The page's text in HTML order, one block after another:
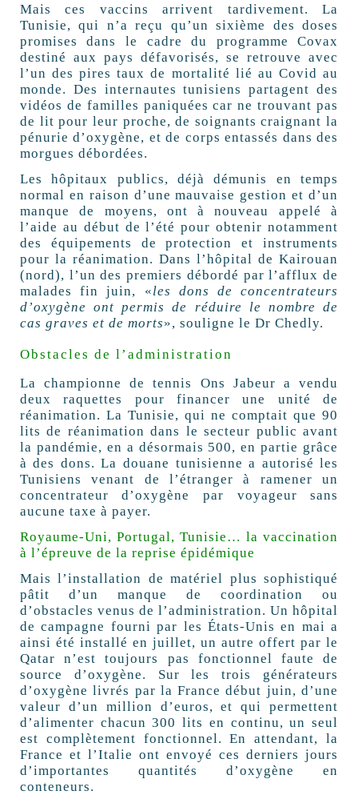
Mais ces vaccins arrivent tardivement. La
Tunisie, qui n’a reçu qu’un sixième des doses
promises dans le cadre du programme Covax
destiné aux pays défavorisés, se retrouve avec
l’un des pires taux de mortalité lié au Covid au
monde. Des internautes tunisiens partagent des
vidéos de familles paniquées car ne trouvant pas
de lit pour leur proche, de soignants craignant la
pénurie d’oxygène, et de corps entassés dans des
morgues débordées.
Les hôpitaux publics, déjà démunis en temps
normal en raison d’une mauvaise gestion et d’un
manque de moyens, ont à nouveau appelé à
l’aide au début de l’été pour obtenir notamment
des équipements de protection et instruments
pour la réanimation. Dans l’hôpital de Kairouan
(nord), l’un des premiers débordé par l’afflux de
malades fin juin, «les dons de concentrateurs
d’oxygène ont permis de réduire le nombre de
cas graves et de morts», souligne le Dr Chedly.
Obstacles de l’administration
La championne de tennis Ons Jabeur a vendu
deux raquettes pour financer une unité de
réanimation. La Tunisie, qui ne comptait que 90
lits de réanimation dans le secteur public avant
la pandémie, en a désormais 500, en partie grâce
à des dons. La douane tunisienne a autorisé les
Tunisiens venant de l’étranger à ramener un
concentrateur d’oxygène par voyageur sans
aucune taxe à payer.
Royaume-Uni, Portugal, Tunisie… la vaccination
à l’épreuve de la reprise épidémique
Mais l’installation de matériel plus sophistiqué
pâtit d’un manque de coordination ou
d’obstacles venus de l’administration. Un hôpital
de campagne fourni par les États-Unis en mai a
ainsi été installé en juillet, un autre offert par le
Qatar n’est toujours pas fonctionnel faute de
source d’oxygène. Sur les trois générateurs
d’oxygène livrés par la France début juin, d’une
valeur d’un million d’euros, et qui permettent
d’alimenter chacun 300 lits en continu, un seul
est complètement fonctionnel. En attendant, la
France et l’Italie ont envoyé ces derniers jours
d’importantes quantités d’oxygène en
conteneurs.